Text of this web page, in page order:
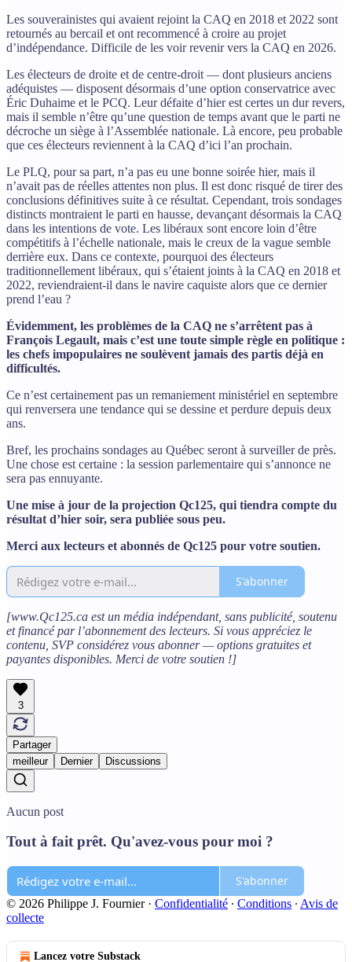
Les souverainistes qui avaient rejoint la CAQ en 2018 et 2022 sont
retournés au bercail et ont recommencé à croire au projet
d’indépendance. Difficile de les voir revenir vers la CAQ en 2026.
Les électeurs de droite et de centre-droit — dont plusieurs anciens
adéquistes — disposent désormais d’une option conservatrice avec
Éric Duhaime et le PCQ. Leur défaite d’hier est certes un dur revers,
mais il semble n’être qu’une question de temps avant que le parti ne
décroche un siège à l’Assemblée nationale. Là encore, peu probable
que ces électeurs reviennent à la CAQ d’ici l’an prochain.
Le PLQ, pour sa part, n’a pas eu une bonne soirée hier, mais il
n’avait pas de réelles attentes non plus. Il est donc risqué de tirer des
conclusions définitives suite à ce résultat. Cependant, trois sondages
distincts montraient le parti en hausse, devançant désormais la CAQ
dans les intentions de vote. Les libéraux sont encore loin d’être
compétitifs à l’échelle nationale, mais le creux de la vague semble
derrière eux. Dans ce contexte, pourquoi des électeurs
traditionnellement libéraux, qui s’étaient joints à la CAQ en 2018 et
2022, reviendraient-il dans le navire caquiste alors que ce dernier
prend l’eau ?
Évidemment, les problèmes de la CAQ ne s’arrêtent pas à
François Legault, mais c’est une toute simple règle en politique :
les chefs impopulaires ne soulèvent jamais des partis déjà en
difficultés.
Ce n’est certainement pas un remaniement ministériel en septembre
qui renversera une tendance qui se dessine et perdure depuis deux
ans.
Bref, les prochains sondages au Québec seront à surveiller de près.
Une chose est certaine : la session parlementaire qui s’annonce ne
sera pas ennuyante.
Une mise à jour de la projection Qc125, qui tiendra compte du
résultat d’hier soir, sera publiée sous peu.
Merci aux lecteurs et abonnés de Qc125 pour votre soutien.
S'abonner
[www.Qc125.ca est un média indépendant, sans publicité, soutenu
et financé par l’abonnement des lecteurs. Si vous appréciez le
contenu, SVP considérez vous abonner — options gratuites et
payantes disponibles. Merci de votre soutien !]
3
Partager
meilleur
Dernier Discussions
Aucun post
Tout à fait prêt. Qu'avez-vous pour moi ?
S'abonner
© 2026 Philippe J. Fournier· Confidentialité ∙ Conditions ∙ Avis de
collecte
Lancez votre Substack